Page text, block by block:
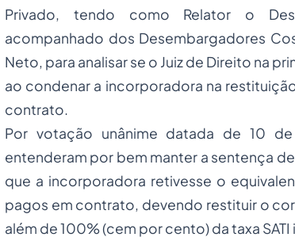
Privado, tendo como Relator o
acompanhado dos Desembargadores
Neto, para analisar se o Juiz de Direito na
ao condenar a incorporadora na
contrato.
Por votação unânime datada de 10
entenderam por bem manter a sentença
que a incorporadora retivesse o
pagos em contrato, devendo restituir o
além de 100% (cem por cento) da taxa